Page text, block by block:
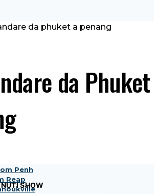
Penh
Reap
da Phuket
SHOW